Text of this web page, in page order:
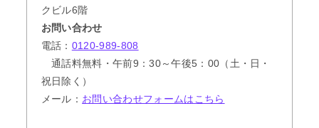
クビル6階
お問い合わせ
電話： 0120-989-808
通話料無料・午前9：30～午後5：00（土・日・
祝日除く）
メール： お問い合わせフォームはこちら